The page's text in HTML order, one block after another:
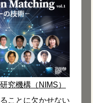
究機構（NIMS）
ことに欠かせない